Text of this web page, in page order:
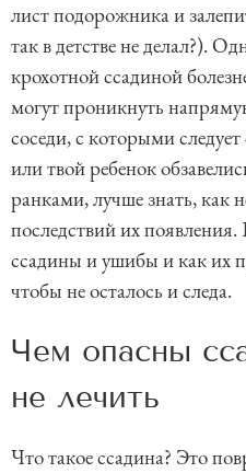
лист подорожника и
так в детстве не делал?).
крохотной ссадиной
могут проникнуть
соседи, с которыми
или твой ребенок
ранками, лучше знать, как
последствий их
ссадины и ушибы и как их
чтобы не осталось и следа.
Чем опасны
не лечить
Что такое ссадина? Это